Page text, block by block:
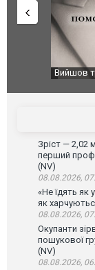
Вийшов
Зріст — 2,02
перший
(NV)
08.08.2026,
«Не їдять як
як
08.08.2026,
Окупанти
пошукової
(NV)
08.08.2026,